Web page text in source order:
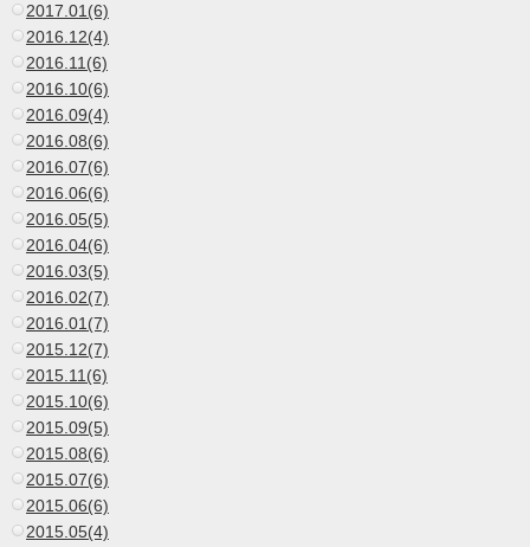
2017.01(6)
2016.12(4)
2016.11(6)
2016.10(6)
2016.09(4)
2016.08(6)
2016.07(6)
2016.06(6)
2016.05(5)
2016.04(6)
2016.03(5)
2016.02(7)
2016.01(7)
2015.12(7)
2015.11(6)
2015.10(6)
2015.09(5)
2015.08(6)
2015.07(6)
2015.06(6)
2015.05(4)